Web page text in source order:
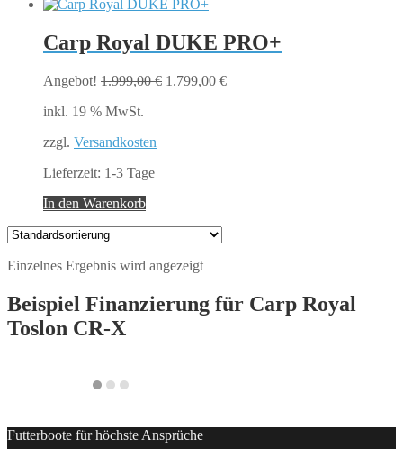
Carp Royal DUKE PRO+
Angebot! 1.999,00€ Ursprünglicher
1.799,00 €Aktueller
inkl. 19 % MwSt.
zzgl. Versandkosten
Lieferzeit: 1-3 Tage
In den Warenkorb
Einzelnes Ergebnis wird angezeigt
Beispiel Finanzierung für Carp Royal
Toslon CR-X
Futterboote für höchste Ansprüche